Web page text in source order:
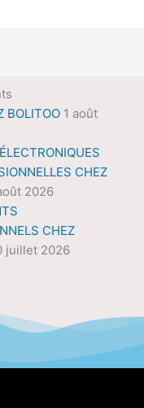
BOLITOO 1 août
CHEZ
2026
CHEZ
juillet 2026